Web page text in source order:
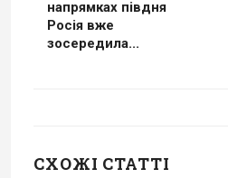
напрямках півдня
Росія вже
зосередила...
СХОЖІ СТАТТІ